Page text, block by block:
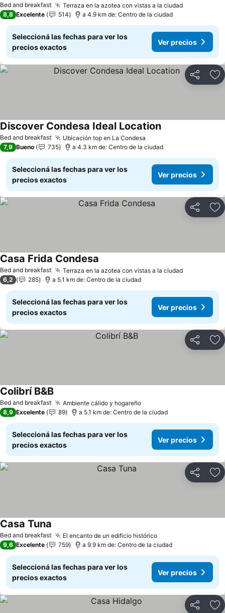
Bed and breakfast Terraza en la azotea con vistas a la ciudadVer precios
8,8 Excelente 514 a 4.9 km de: Centro de la ciudad
Seleccioná las fechas para ver los
precios exactos
Ver precios
Compartir
Bed and breakfast Ubicación top en La Condesa
Discover Condesa Ideal LocationVer precios
7,9 Bueno 735 a 4.3 km de: Centro de la ciudad
Seleccioná las fechas para ver los
precios exactos
Ver precios
Compartir
Bed and breakfast Terraza en la azotea con vistas a la ciudadVer precios
Casa Frida Condesa
6,2 285 a 5.1 km de: Centro de la ciudad
Seleccioná las fechas para ver los
precios exactos
Ver precios
Compartir
Bed and breakfast Ambiente cálido y hogareñoVer precios
Colibrí B&BVer precios
8,9 Excelente 89 a 5.1 km de: Centro de la ciudad
Seleccioná las fechas para ver los
precios exactos
Ver precios
Compartir
Bed and breakfast El encanto de un edificio históricoVer precios
Casa Tuna
9,6 Excelente 759 a 9.9 km de: Centro de la ciudad
Seleccioná las fechas para ver los
precios exactos
Ver precios
Compartir